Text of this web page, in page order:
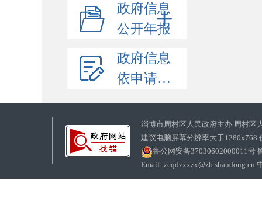
政府信息
公开年报
政府信息
依申请公开
淄博市周村区人民政府主办 周村区
建议电脑屏幕分辨率大于1280x768
鲁公网安备37030602000011号
Email: zcqdzxxzx@zb.shandong.cn